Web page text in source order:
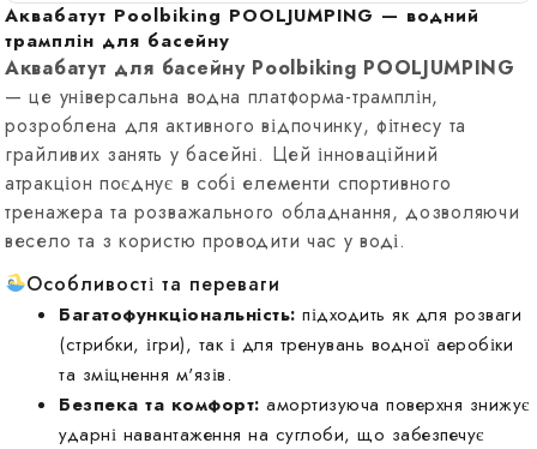
Аквабатут Poolbiking POOLJUMPING — водний
трамплін для басейну
Аквабатут для басейну Poolbiking POOLJUMPING
— це універсальна водна платформа-трамплін,
розроблена для активного відпочинку, фітнесу та
грайливих занять у басейні. Цей інноваційний
атракціон поєднує в собі елементи спортивного
тренажера та розважального обладнання, дозволяючи
весело та з користю проводити час у воді.
Особливості та переваги
Багатофункціональність: підходить як для розваги
(стрибки, ігри), так і для тренувань водної аеробіки
та зміцнення м'язів.
Безпека та комфорт: амортизуюча поверхня знижує
ударні навантаження на суглоби, що забезпечує